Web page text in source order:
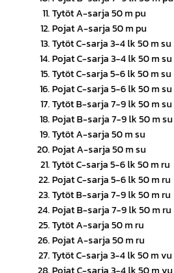
Tytöt A-sarja 50 m pu
Pojat A-sarja 50 m pu
Tytöt C-sarja 3-4 lk 50 m su
Pojat C-sarja 3-4 lk 50 m su
Tytöt C-sarja 5-6 lk 50 m su
Pojat C-sarja 5-6 lk 50 m su
Tytöt B-sarja 7-9 lk 50 m su
Pojat B-sarja 7-9 lk 50 m su
Tytöt A-sarja 50 m su
Pojat A-sarja 50 m su
Tytöt C-sarja 5-6 lk 50 m ru
Pojat C-sarja 5-6 lk 50 m ru
Tytöt B-sarja 7-9 lk 50 m ru
Pojat B-sarja 7-9 lk 50 m ru
Tytöt A-sarja 50 m ru
Pojat A-sarja 50 m ru
Tytöt C-sarja 3-4 lk 50 m vu
Pojat C-sarja 3-4 lk 50 m vu